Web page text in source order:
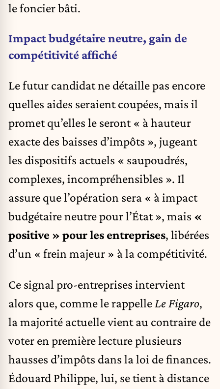
le foncier bâti.
Impact budgétaire neutre, gain de
compétitivité affiché
Le futur candidat ne détaille pas encore
quelles aides seraient coupées, mais il
promet qu’elles le seront « à hauteur
exacte des baisses d’impôts », jugeant
les dispositifs actuels « saupoudrés,
complexes, incompréhensibles ». Il
assure que l’opération sera « à impact
budgétaire neutre pour l’État », mais «
positive » pour les entreprises, libérées
d’un « frein majeur » à la compétitivité.
Ce signal pro-entreprises intervient
alors que, comme le rappelle Le Figaro,
la majorité actuelle vient au contraire de
voter en première lecture plusieurs
hausses d’impôts dans la loi de finances.
Édouard Philippe, lui, se tient à distance